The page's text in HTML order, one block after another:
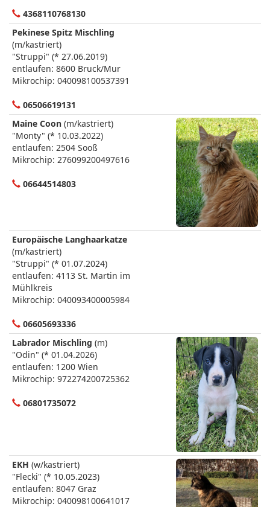
4368110768130
Pekinese Spitz Mischling
(m/kastriert)
"Struppi" (* 27.06.2019)
entlaufen: 8600 Bruck/Mur
Mikrochip: 040098100537391
06506619131
Maine Coon (m/kastriert)
"Monty" (* 10.03.2022)
entlaufen: 2504 Sooß
Mikrochip: 276099200497616
06644514803
Europäische Langhaarkatze
(m/kastriert)
"Struppi" (* 01.07.2024)
entlaufen: 4113 St. Martin im
Mühlkreis
Mikrochip: 040093400005984
06605693336
Labrador Mischling (m)
"Odin" (* 01.04.2026)
entlaufen: 1200 Wien
Mikrochip: 972274200725362
06801735072
EKH (w/kastriert)
"Flecki" (* 10.05.2023)
entlaufen: 8047 Graz
Mikrochip: 040098100641017